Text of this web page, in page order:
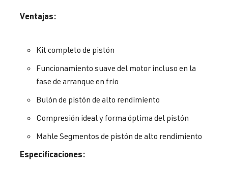
Ventajas:
Kit completo de pistón
Funcionamiento suave del motor incluso en la
fase de arranque en frío
Bulón de pistón de alto rendimiento
Compresión ideal y forma óptima del pistón
Mahle Segmentos de pistón de alto rendimiento
Especificaciones: